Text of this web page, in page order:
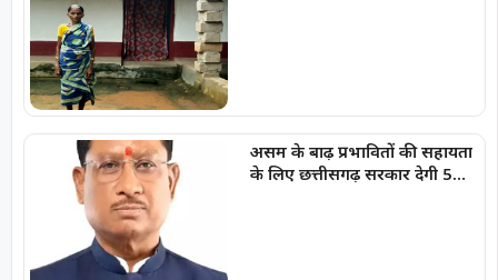
असम के बाढ़ प्रभावितों की सहायता
के लिए छत्तीसगढ़ सरकार देगी 5